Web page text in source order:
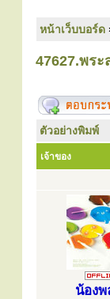
หน้าเว็บบอร์ด
47627.พร
ตัวอย่างพิมพ์
เจ้าของ
น้องพ